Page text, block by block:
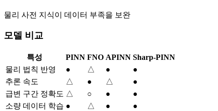
물리 사전 지식이 데이터 부족을 보완
모델 비교
특성 PINN FNO APINN Sharp-PINN
물리 법칙 반영
● △ ●
●
추론 속도
△ ● △
●
급변 구간 정확도 △ ○ ●
●
소량 데이터 학습 ● △ ●
●